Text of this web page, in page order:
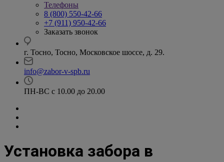
Телефоны
8 (800) 550-42-66
+7 (911) 950-42-66
Заказать звонок
г. Тосно, Тосно, Московское шоссе, д. 29.
info@zabor-v-spb.ru
ПН-ВС с 10.00 до 20.00
Установка забора в